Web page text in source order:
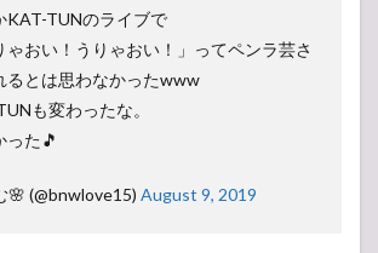
KAT-TUNのライブで
ゃおい！うりゃおい！」ってペンラ芸さ
るとは思わなかったwww
も変わったな。
った🎵
🌸 (@bnwlove15) August 9, 2019